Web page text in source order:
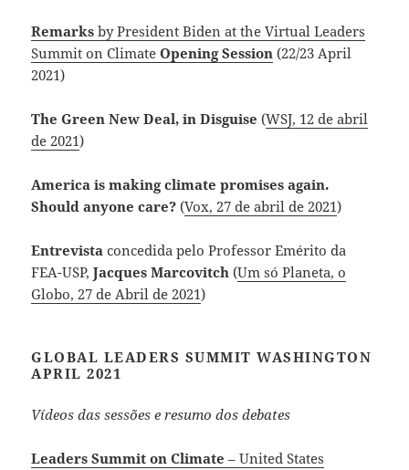
Remarks by President Biden at the Virtual Leaders
Summit on ClimateOpening Session (22/23 April
2021)
The Green New Deal, in Disguise (WSJ, 12 de abril
de 2021)
America is making climate promises again.
Should anyone care? (Vox, 27 de abril de 2021)
Entrevista concedida pelo Professor Emérito da
FEA-USP,Jacques Marcovitch(Um só Planeta, o
Globo, 27 de Abril de 2021)
GLOBAL LEADERS SUMMIT WASHINGTON
APRIL 2021
Vídeos das sessões e resumo dos debates
Leaders Summit on Climate – United States